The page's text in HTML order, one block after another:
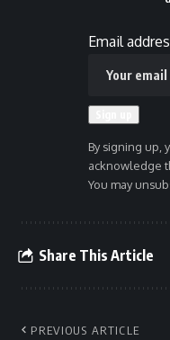
Email
By signing up,
acknowledge
You may
Share This Article
PREVIOUS ARTICLE